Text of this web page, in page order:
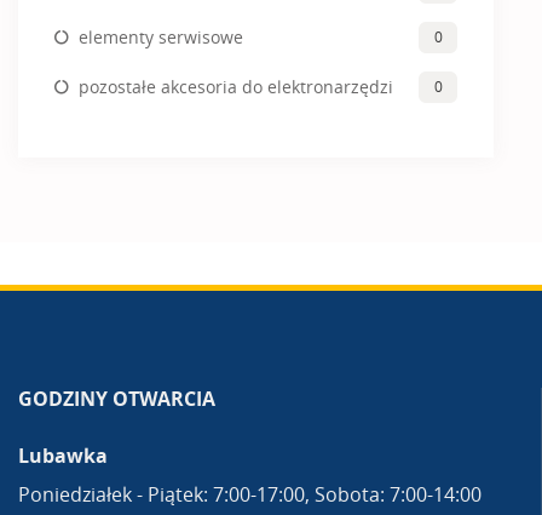
elementy serwisowe 0
pozostałe akcesoria do elektronarzędzi 0
GODZINY OTWARCIA
Lubawka
Poniedziałek - Piątek: 7:00-17:00, Sobota: 7:00-14:00